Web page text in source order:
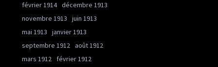
février 1914 décembre 1913
novembre 1913
juin 1913
mai 1913
janvier 1913
septembre 1912 août 1912
mars 1912
février 1912